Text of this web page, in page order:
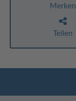
Merken
Teilen